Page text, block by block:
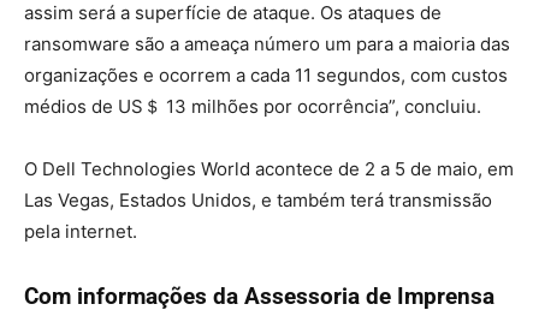
assim será a superfície de ataque. Os ataques de
ransomware são a ameaça número um para a maioria das
organizações e ocorrem a cada 11 segundos, com custos
médios de US＄ 13 milhões por ocorrência”, concluiu.
O Dell Technologies World acontece de 2 a 5 de maio, em
Las Vegas, Estados Unidos, e também terá transmissão
pela internet.
Com informações da Assessoria de Imprensa